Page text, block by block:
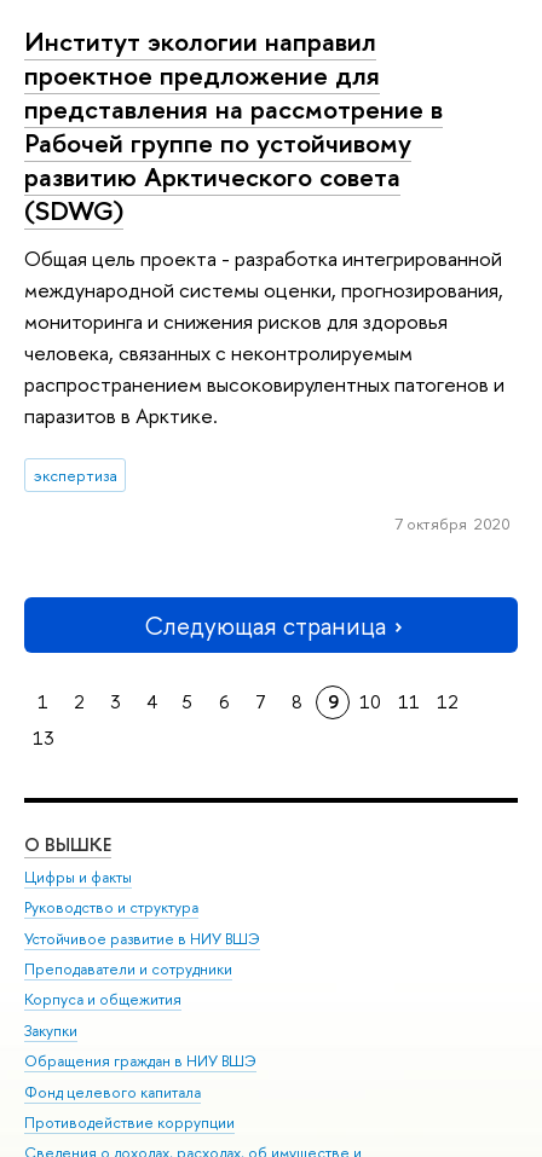
Институт экологии направил
проектное предложение для
представления на рассмотрение в
Рабочей группе по устойчивому
развитию Арктического совета
(SDWG)
Общая цель проекта - разработка интегрированной
международной системы оценки, прогнозирования,
мониторинга и снижения рисков для здоровья
человека, связанных с неконтролируемым
распространением высоковирулентных патогенов и
паразитов в Арктике.
экспертиза
7 октября 2020
Следующая страница
1 2 3 4 5 6 7 8 9 10 11
12
13
О ВЫШКЕ
Цифры и факты
Руководство и структура
Устойчивое развитие в НИУ ВШЭ
Преподаватели и сотрудники
Корпуса и общежития
Закупки
Обращения граждан в НИУ ВШЭ
Фонд целевого капитала
Противодействие коррупции